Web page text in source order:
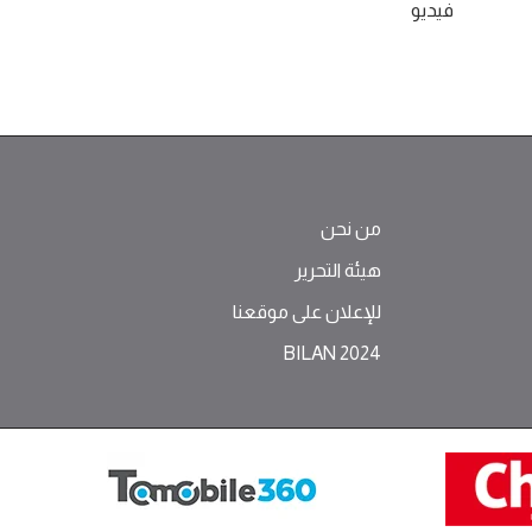
فيديو
من نحن
هيئة التحرير
للإعلان على موقعنا
BILAN 2024